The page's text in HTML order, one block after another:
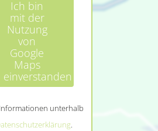
Ich bin
mit der
Nutzung
von
Google
Maps
einverstanden
unterhalb
.